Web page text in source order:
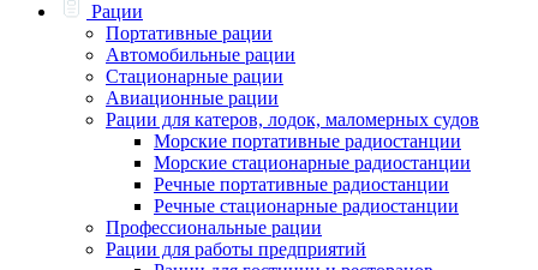
Рации
Портативные рации
Автомобильные рации
Стационарные рации
Авиационные рации
Рации для катеров, лодок, маломерных судов
Морские портативные радиостанции
Морские стационарные радиостанции
Речные портативные радиостанции
Речные стационарные радиостанции
Профессиональные рации
Рации для работы предприятий